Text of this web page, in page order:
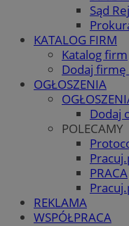
Sąd
KATALOG FIRM
Katalog firm
Dodaj firmę
OGŁOSZENIA
Dodaj
POLECAMY
PRACA
REKLAMA
WSPÓŁPRACA